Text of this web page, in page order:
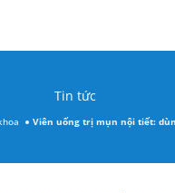
Tin tức
Viên uống trị mụn nội tiết: